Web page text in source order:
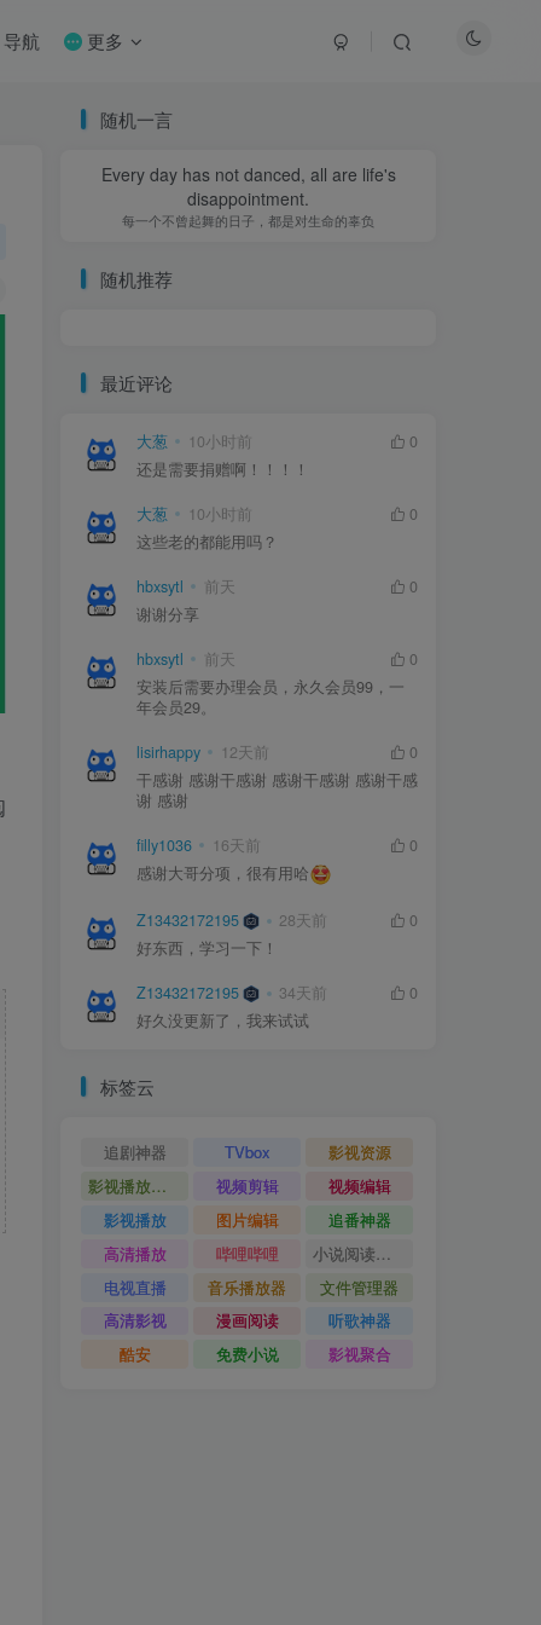
导航 更多
随机一言
Every day has not danced, all are life's
disappointment.
每一个不曾起舞的日子，都是对生命的辜负
随机推荐
最近评论
大葱 10小时前
0
还是需要捐赠啊！！！！
大葱 10小时前
0
这些老的都能用吗？
hbxsytl 前天
0
谢谢分享
hbxsytl 前天
0
安装后需要办理会员，永久会员99，一
年会员29。
lisirhappy 12天前
0
干感谢 感谢干感谢 感谢干感谢 感谢干感
谢 感谢
filly1036 16天前
0
感谢大哥分项，很有用哈
Z13432172195 28天前
0
好东西，学习一下！
Z13432172195 34天前
0
好久没更新了，我来试试
标签云
追剧神器 TVbox
影视资源
影视播放神器
视频剪辑
视频编辑
影视播放
图片编辑
追番神器
高清播放
哔哩哔哩
小说阅读神器
电视直播
音乐播放器
文件管理器
高清影视
漫画阅读
听歌神器
酷安
免费小说 影视聚合